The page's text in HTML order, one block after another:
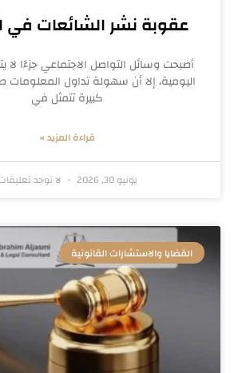
عقوبة نشر الشائعات في
أصبحت وسائل التواصل الاجتماعي جزءًا لا
اليومية، إلا أن سهولة تداول المعلومات
كبيرة تتمثل في
قراءة المزيد »
يونيو 30, 2026 لا توجد
القضايا والاستشارات القانونية